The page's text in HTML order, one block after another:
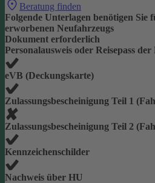
Beratung finden
Folgende Unterlagen benötigen Sie
erworbenen Neufahrzeugs
Dokument erforderlich
Personalausweis oder Reisepass
eVB (Deckungskarte)
Zulassungsbescheinigung Teil 1
Zulassungsbescheinigung Teil 2
Kennzeichenschilder
Nachweis über HU